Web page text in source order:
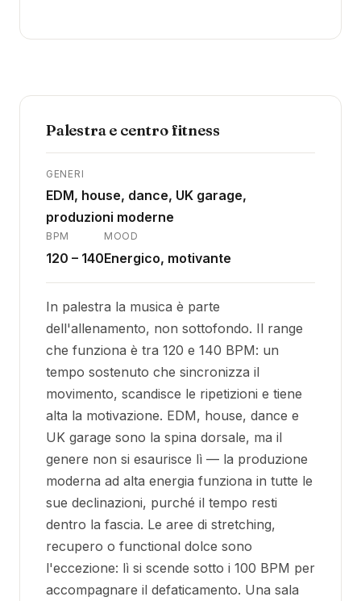
Palestra e centro fitness
GENERI
EDM, house, dance, UK garage,
produzioni moderne
BPM
120 – 140
MOOD
Energico, motivante
In palestra la musica è parte
dell'allenamento, non sottofondo. Il range
che funziona è tra 120 e 140 BPM: un
tempo sostenuto che sincronizza il
movimento, scandisce le ripetizioni e tiene
alta la motivazione. EDM, house, dance e
UK garage sono la spina dorsale, ma il
genere non si esaurisce lì — la produzione
moderna ad alta energia funziona in tutte le
sue declinazioni, purché il tempo resti
dentro la fascia. Le aree di stretching,
recupero o functional dolce sono
l'eccezione: lì si scende sotto i 100 BPM per
accompagnare il defaticamento. Una sala